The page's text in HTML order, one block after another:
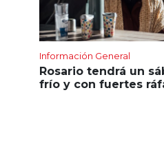
Información General
Rosario tendrá un
frío y con fuertes